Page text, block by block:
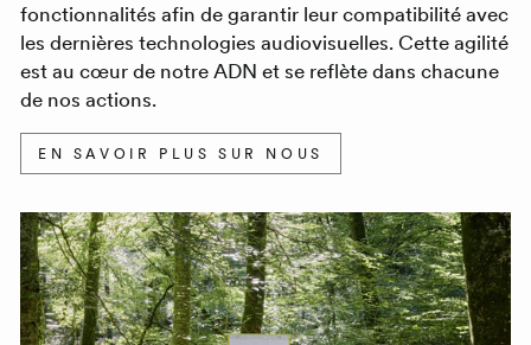
fonctionnalités afin de garantir leur compatibilité avec
les dernières technologies audiovisuelles. Cette agilité
est au cœur de notre ADN et se reflète dans chacune
de nos actions.
EN SAVOIR PLUS SUR NOUS